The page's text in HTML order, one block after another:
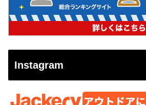
Instagram